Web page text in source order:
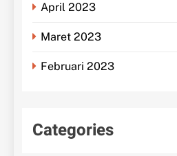
April 2023
Maret 2023
Februari 2023
Categories